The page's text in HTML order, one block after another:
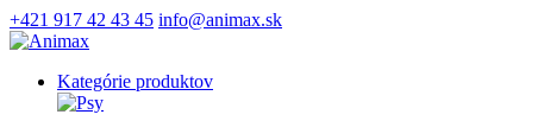
+421 917 42 43 45 info@animax.sk
Kategórie produktov